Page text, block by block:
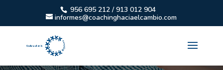
956 695 212 / 913 012 904
informes@coachinghaciaelcambio.com